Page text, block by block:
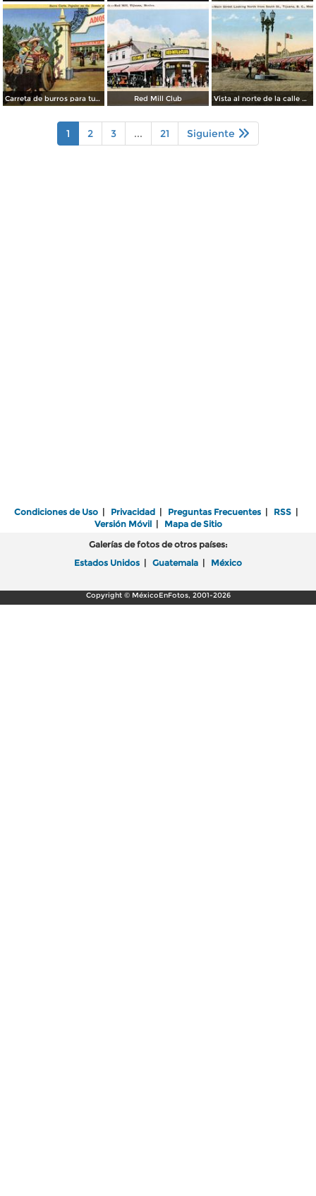
Carreta de burros para turistas Red Mill Club Vista al norte de la calle principal, desde la Calle Sur
1 2 3 ... 21 Siguiente
Condiciones de Uso | Privacidad | Preguntas Frecuentes | RSS |
Versión Móvil| Mapa de Sitio
Galerías de fotos de otros países:
Estados Unidos | Guatemala | México
Copyright © MéxicoEnFotos, 2001-2026